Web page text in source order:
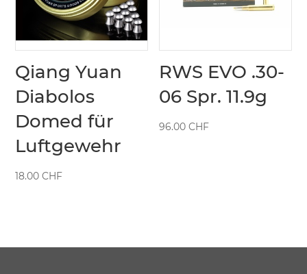
Qiang Yuan
Diabolos
Domed für
Luftgewehr
18.00CHF
RWS EVO .30-
06 Spr. 11.9g
96.00CHF